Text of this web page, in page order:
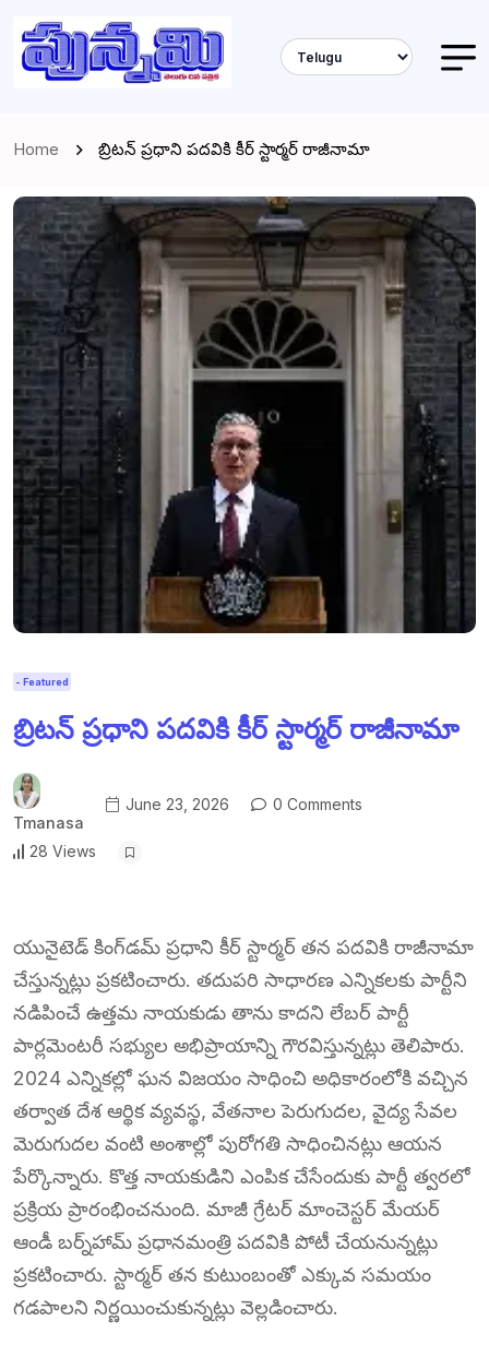
Home బ్రిటన్ ప్రధాని పదవికి కీర్ స్టార్మర్ రాజీనామా
- Featured
బ్రిటన్ ప్రధాని పదవికి కీర్ స్టార్మర్ రాజీనామా
Tmanasa
June 23, 2026 0 Comments
28 Views
యునైటెడ్ కింగ్‌డమ్ ప్రధాని కీర్ స్టార్మర్ తన పదవికి రాజీనామా
చేస్తున్నట్లు ప్రకటించారు. తదుపరి సాధారణ ఎన్నికలకు పార్టీని
నడిపించే ఉత్తమ నాయకుడు తాను కాదని లేబర్ పార్టీ
పార్లమెంటరీ సభ్యుల అభిప్రాయాన్ని గౌరవిస్తున్నట్లు తెలిపారు.
2024 ఎన్నికల్లో ఘన విజయం సాధించి అధికారంలోకి వచ్చిన
తర్వాత దేశ ఆర్థిక వ్యవస్థ, వేతనాల పెరుగుదల, వైద్య సేవల
మెరుగుదల వంటి అంశాల్లో పురోగతి సాధించినట్లు ఆయన
పేర్కొన్నారు. కొత్త నాయకుడిని ఎంపిక చేసేందుకు పార్టీ త్వరలో
ప్రక్రియ ప్రారంభించనుంది. మాజీ గ్రేటర్ మాంచెస్టర్ మేయర్
ఆండీ బర్న్‌హామ్ ప్రధానమంత్రి పదవికి పోటీ చేయనున్నట్లు
ప్రకటించారు. స్టార్మర్ తన కుటుంబంతో ఎక్కువ సమయం
గడపాలని నిర్ణయించుకున్నట్లు వెల్లడించారు.